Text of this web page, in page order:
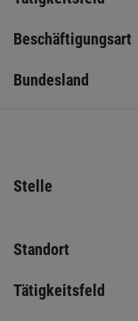
Beschäftigungsart
Bundesland
Stelle
Standort
Tätigkeitsfeld